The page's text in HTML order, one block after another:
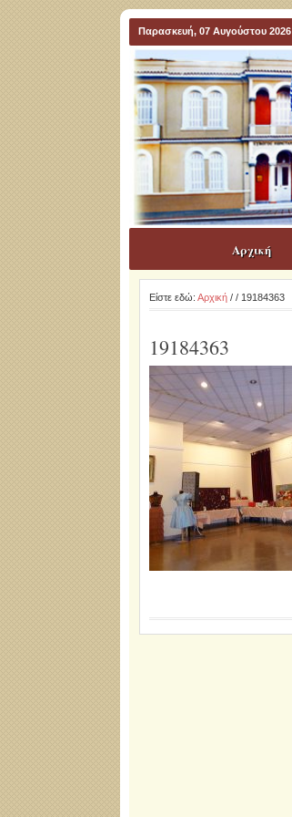
Παρασκευή, 07 Αυγούστου 2026
Αρχική
Είστε εδώ: Αρχική/ / 19184363
19184363